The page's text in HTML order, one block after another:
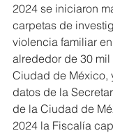
2024 se iniciaron
carpetas de
violencia familiar
alrededor de 30
Ciudad de México,
datos de la
de la Ciudad de
2024 la Fiscalía